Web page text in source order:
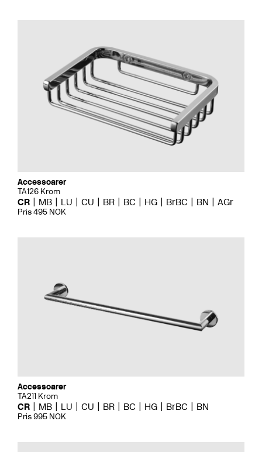
Accessoarer
TA126 Krom
CR MB LU CU BR BC HG BrBC BN AGr
Pris 495 NOK
Accessoarer
TA211 Krom
CR MB LU CU BR BC HG BrBC BN
Pris 995 NOK